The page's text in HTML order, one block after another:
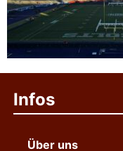
Infos
Über uns